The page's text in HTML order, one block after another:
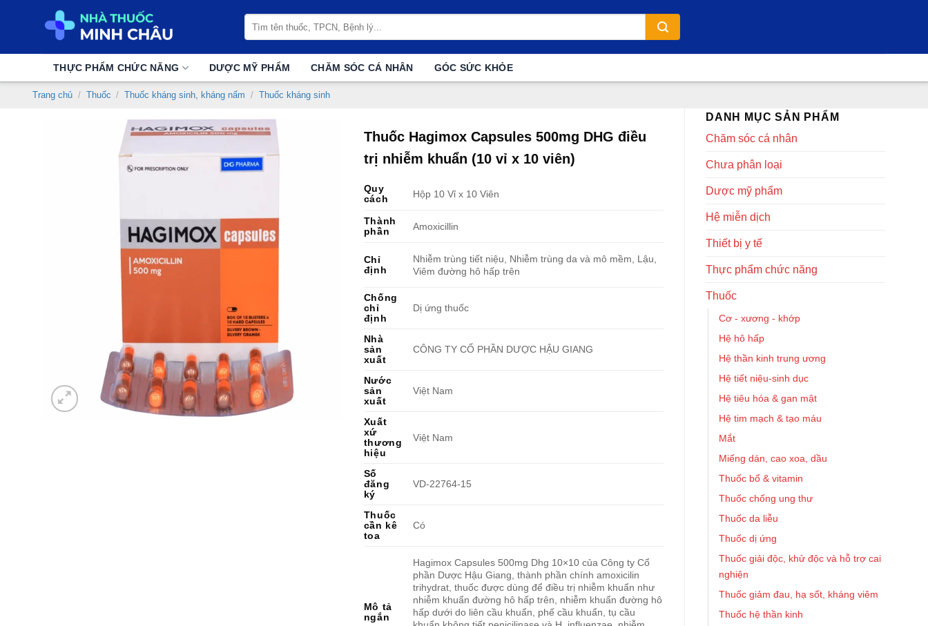
kiếm:
THỰC PHẨM CHỨC NĂNG DƯỢC MỸ PHẨM CHĂM SÓC CÁ NHÂN GÓC SỨC KHỎE
Trang chủ / Thuốc / Thuốc kháng sinh, kháng nấm / Thuốc kháng sinh
DANH MỤC SẢN PHẨM
Chăm sóc cá nhân
Chưa phân loại
Dược mỹ phẩm
Hệ miễn dịch
Thiết bị y tế
Thực phẩm chức năng
Thuốc
Cơ - xương - khớp
Hệ hô hấp
Hệ thần kinh trung ương
Hệ tiết niệu-sinh dục
Hệ tiêu hóa & gan mật
Hệ tim mạch & tạo máu
Mắt
Miếng dán, cao xoa, dầu
Thuốc bổ & vitamin
Thuốc chống ung thư
Thuốc da liễu
Thuốc dị ứng
Thuốc giải độc, khử độc và hỗ trợ cai
nghiện
Thuốc giảm đau, hạ sốt, kháng viêm
Thuốc hệ thần kinh
Thuốc Hagimox Capsules 500mg DHG điều
trị nhiễm khuẩn (10 vỉ x 10 viên)
Quy
cách
Hộp 10 Vỉ x 10 Viên
Thành
phần
Amoxicillin
Chỉ
định
Nhiễm trùng tiết niệu, Nhiễm trùng da và mô mềm, Lậu,
Viêm đường hô hấp trên
Chống
chỉ
định
Dị ứng thuốc
Nhà
sản
xuất
CÔNG TY CỔ PHẦN DƯỢC HẬU GIANG
Nước
sản
xuất
Việt Nam
Xuất
xứ
thương
hiệu
Việt Nam
Số
đăng
ký
VD-22764-15
Thuốc
cần kê
toa
Có
Mô tả
ngắn
Hagimox Capsules 500mg Dhg 10×10 của Công ty Cổ
phần Dược Hậu Giang, thành phần chính amoxicilin
trihydrat, thuốc được dùng để điều trị nhiễm khuẩn như
nhiễm khuẩn đường hô hấp trên, nhiễm khuẩn đường hô
hấp dưới do liên cầu khuẩn, phế cầu khuẩn, tụ cầu